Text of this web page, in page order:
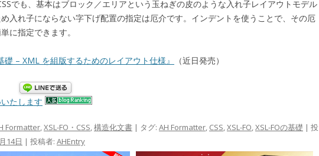
でも、基本はブロック／エリアという玉ねぎの皮のような入れ子レイアウトモデル
入れ子にならない字下げ配置の指定は厄介です。インデントを使うことで、その厄
に指定できます。
礎 – XML を組版するためのレイアウト仕様』 （近日発売）
たします
Formatter,XSL-FO・CSS,構造化文書 | タグ: AH Formatter, CSS,XSL-FO,XSL-FOの基礎 | 投
14日 | 投稿者: AHEntry